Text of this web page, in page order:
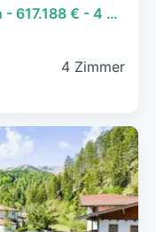
Wohnung zum Kauf - Achenkirch - 617.188 € - 4 Zimmer, 82 m²
4 Zimmer